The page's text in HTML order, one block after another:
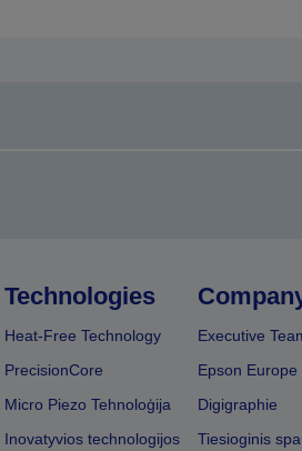
Technologies
Heat-Free Technology
PrecisionCore
Micro Piezo Tehnoloģija
Inovatyvios technologijos
Executive
Epson
Digigraphie
Tiesioginis